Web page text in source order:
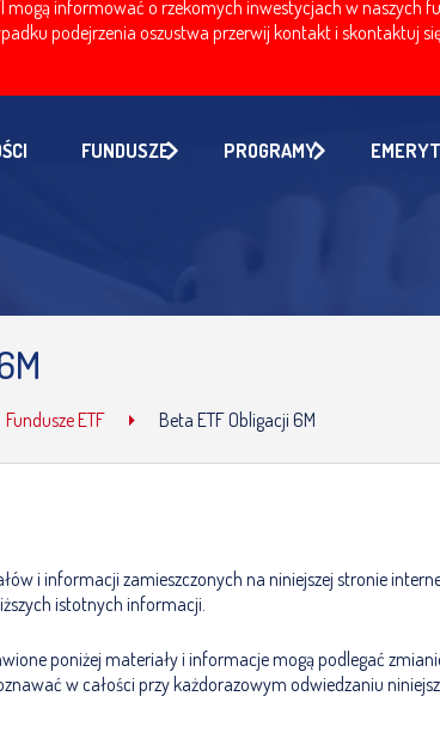
mogą informować o rzekomych inwestycjach w naszych
podejrzenia oszustwa przerwij kontakt i skontaktuj
FUNDUSZE PROGRAMY
Fundusze ETF Beta ETF Obligacji 6M
i informacji zamieszczonych na niniejszej stronie
istotnych informacji.
poniżej materiały i informacje mogą podlegać
w całości przy każdorazowym odwiedzaniu